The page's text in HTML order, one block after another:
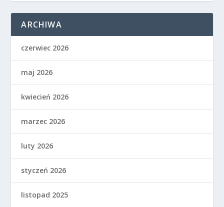
ARCHIWA
czerwiec 2026
maj 2026
kwiecień 2026
marzec 2026
luty 2026
styczeń 2026
listopad 2025